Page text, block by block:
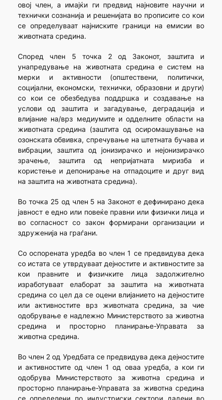
овој член, а имајќи ги предвид најновите научни и
технички сознанија и решенијата во прописите со кои
се определуваат најниските граници на емисии во
животната средина.
Според член 5 точка 2 од Законот, заштита и
унапредување на животната средина е систем на
мерки и активности (општествени, политички,
социјални, економски, технички, образовни и други)
со кои се обезбедува поддршка и создавање на
услови од заштита и загадување, деградација и
влијание на/врз медиумите и одделните области на
животната средина (заштита од осиромашување на
озонската обвивка, спречување на штетната бучава и
вибрации, заштита од јонизирачко и нејонизирачко
зрачење, заштита од непријатната миризба и
користење и депонирање на отпадоците и друг вид
на заштита на животната средина).
Во точка 25 од член 5 на Законот е дефинирано дека
јавност е едно или повеќе правни или физички лица и
во согласност со закон формирани организации и
здруженија на граѓани.
Со оспорената уредба во член 1 се предвидува дека
со истата се утврдуваат дејностите и активностите за
кои правните и физичките лица задолжително
изработуваат елаборат за заштита на животната
средина со цел да се оцени влијанието на дејностите
или активностите врз животната средина, за чие
одобрување е надлежно Министерството за животна
средина и просторно планирање-Управата за
животна средина.
Во член 2 од Уредбата се предвидува дека дејностите
и активностите од член 1 од оваа уредба, а кои ги
одобрува Министерството за животна средина и
просторно планирање-Управата за животна средина